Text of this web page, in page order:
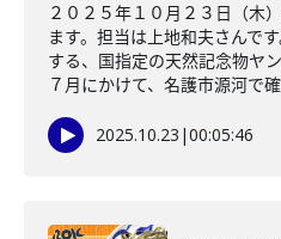
２０２５年１０月２３日（木
ます。担当は上地和夫さんで
する、国指定の天然記念物ヤ
７月にかけて、名護市源河で
2025.10.23 |00:05:46